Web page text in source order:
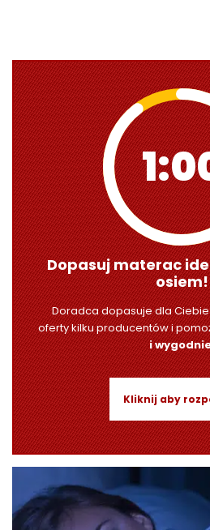
Dopasuj materac
osiem!
Doradca dopasuje dla
oferty kilku producentów i
i
Kliknij aby